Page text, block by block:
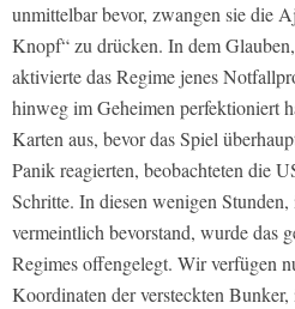
unmittelbar bevor, zwangen sie die
Knopf“ zu drücken. In dem
aktivierte das Regime jenes
hinweg im Geheimen perfektioniert
Karten aus, bevor das Spiel
Panik reagierten, beobachteten die
Schritte. In diesen wenigen
vermeintlich bevorstand, wurde das
Regimes offengelegt. Wir verfügen
Koordinaten der versteckten